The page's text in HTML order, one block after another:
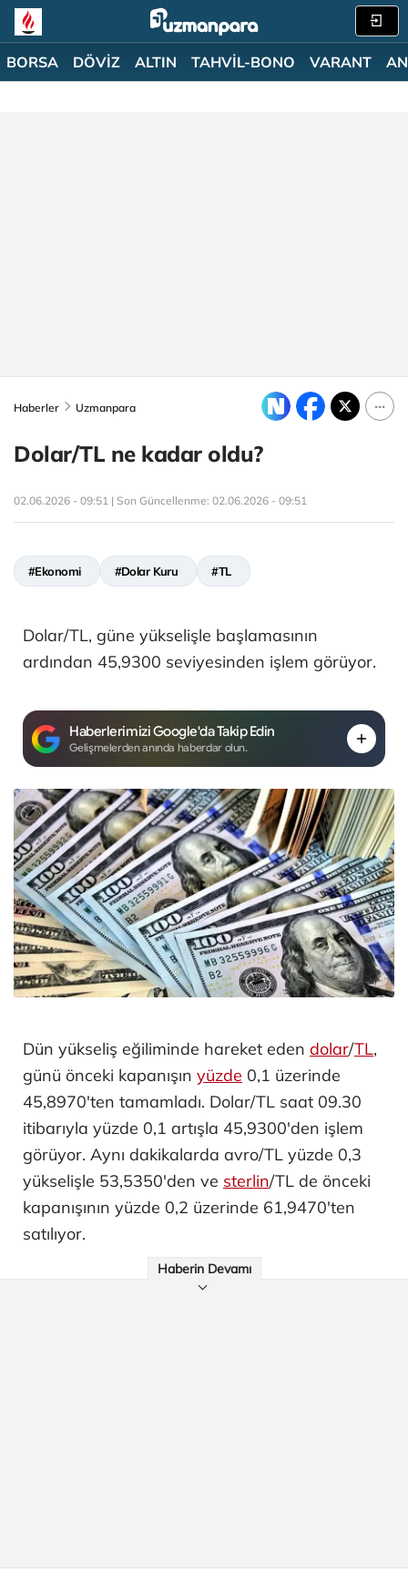
BORSA DÖVİZ ALTIN TAHVİL-BONO VARANT
Haberler Uzmanpara
Dolar/TL ne kadar oldu?
02.06.2026 - 09:51 | Son Güncellenme: 02.06.2026 - 09:51
#Ekonomi #Dolar Kuru #TL
Dolar/TL, güne yükselişle başlamasının
ardından 45,9300 seviyesinden işlem görüyor.
Haberlerimizi Google'da Takip Edin
Gelişmelerden anında haberdar olun.
Dün yükseliş eğiliminde hareket eden dolar/TL,
günü önceki kapanışın yüzde 0,1 üzerinde
45,8970'ten tamamladı. Dolar/TL saat 09.30
itibarıyla yüzde 0,1 artışla 45,9300'den işlem
görüyor. Aynı dakikalarda avro/TL yüzde 0,3
yükselişle 53,5350'den ve sterlin/TL de önceki
kapanışının yüzde 0,2 üzerinde 61,9470'ten
satılıyor.
Haberin Devamı